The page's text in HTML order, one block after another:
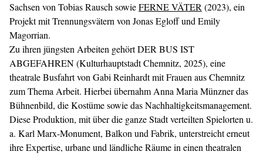
Sachsen von Tobias Rausch sowieFERNE VÄTER (2023), ein
Projekt mit Trennungsvätern von Jonas Egloff und Emily
Magorrian.
Zu ihren jüngsten Arbeiten gehört DER BUS IST
ABGEFAHREN (Kulturhauptstadt Chemnitz, 2025), eine
theatrale Busfahrt von Gabi Reinhardt mit Frauen aus Chemnitz
zum Thema Arbeit. Hierbei übernahm Anna Maria Münzner das
Bühnenbild, die Kostüme sowie das Nachhaltigkeitsmanagement.
Diese Produktion, mit über die ganze Stadt verteilten Spielorten u.
a. Karl Marx-Monument, Balkon und Fabrik, unterstreicht erneut
ihre Expertise, urbane und ländliche Räume in einen theatralen